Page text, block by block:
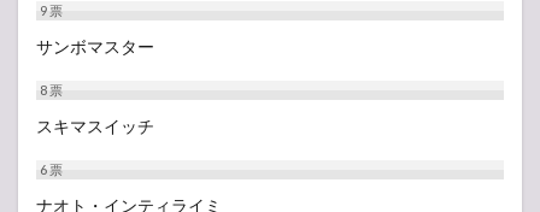
9票
サンボマスター
8票
スキマスイッチ
6票
ナオト・インティライミ